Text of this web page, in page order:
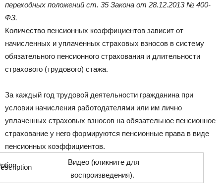
переходных положений ст. 35 Закона от 28.12.2013 № 400-
ФЗ.
Количество пенсионных коэффициентов зависит от
начисленных и уплаченных страховых взносов в систему
обязательного пенсионного страхования и длительности
страхового (трудового) стажа.
За каждый год трудовой деятельности гражданина при
условии начисления работодателями или им лично
уплаченных страховых взносов на обязательное пенсионное
страхование у него формируются пенсионные права в виде
пенсионных коэффициентов.
Видео (кликните для
воспроизведения).